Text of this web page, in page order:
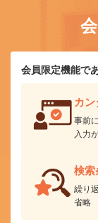
会員限定機能で
カ
事前
入力
検索
繰り
省略